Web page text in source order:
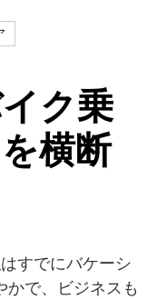
ク乗
横断
すでにバケーシ
かで、ビジネスも